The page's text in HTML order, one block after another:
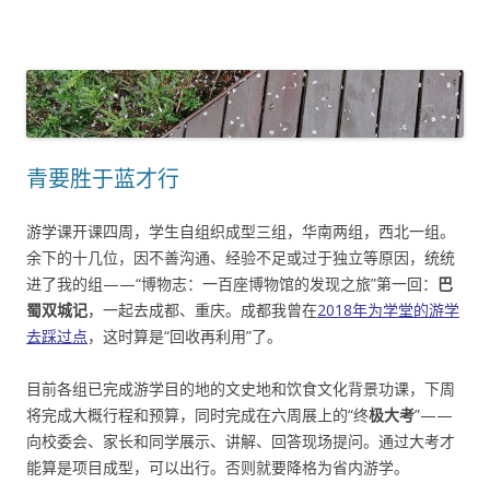
青要胜于蓝才行
游学课开课四周，学生自组织成型三组，华南两组，西北一组。
余下的十几位，因不善沟通、经验不足或过于独立等原因，统统
进了我的组——“博物志：一百座博物馆的发现之旅”第一回： 巴
蜀双城记，一起去成都、重庆。成都我曾在2018年为学堂的游学
去踩过点，这时算是“回收再利用”了。
目前各组已完成游学目的地的文史地和饮食文化背景功课，下周
将完成大概行程和预算，同时完成在六周展上的“终极大考”——
向校委会、家长和同学展示、讲解、回答现场提问。通过大考才
能算是项目成型，可以出行。否则就要降格为省内游学。